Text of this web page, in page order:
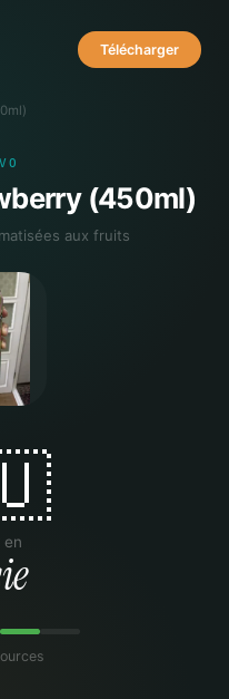
Télécharger
(450ml)
aux fruits
en